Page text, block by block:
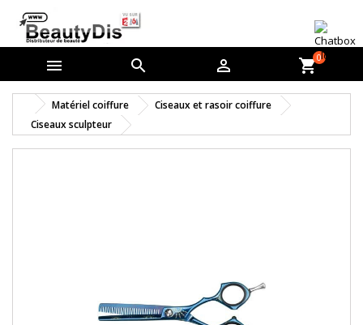
   shopping_cart0
Matériel coiffure
Ciseaux et rasoir coiffure
Ciseaux sculpteur